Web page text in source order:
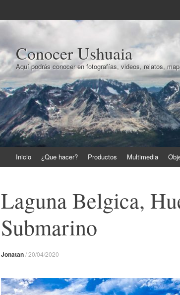
Conocer Ushuaia
Aquí podrás conocer en fotografías, videos, relatos,
al
Inicio ¿Que hacer? Productos Multimedia
Laguna Belgica,
Submarino
Jonatan/20/04/2020